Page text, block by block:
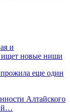
и
ищет новые ниши
еще один
Алтайского